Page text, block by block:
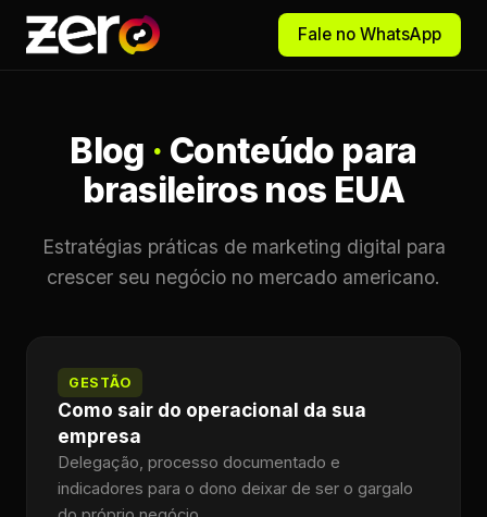
Fale no WhatsApp
Blog · Conteúdo para
brasileiros nos EUA
Estratégias práticas de marketing digital para
crescer seu negócio no mercado americano.
GESTÃO
Como sair do operacional da sua
empresa
Delegação, processo documentado e
indicadores para o dono deixar de ser o gargalo